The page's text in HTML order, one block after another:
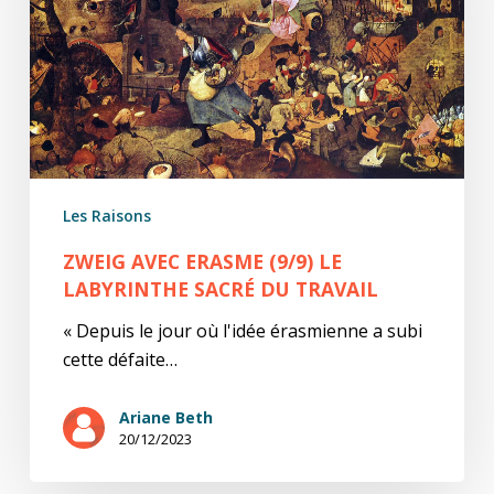
labyrinthe
sacré
du
travail
Les Raisons
ZWEIG AVEC ERASME (9/9) LE
LABYRINTHE SACRÉ DU TRAVAIL
« Depuis le jour où l'idée érasmienne a subi
cette défaite…
Ariane Beth
20/12/2023